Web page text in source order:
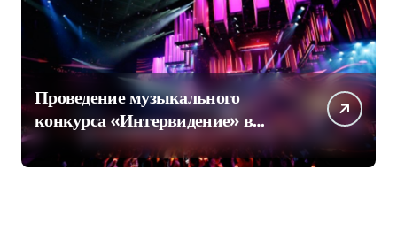
Проведение музыкального
конкурса «Интервидение» в
Саудовской Аравии в 2026 году
оказалось под вопросом